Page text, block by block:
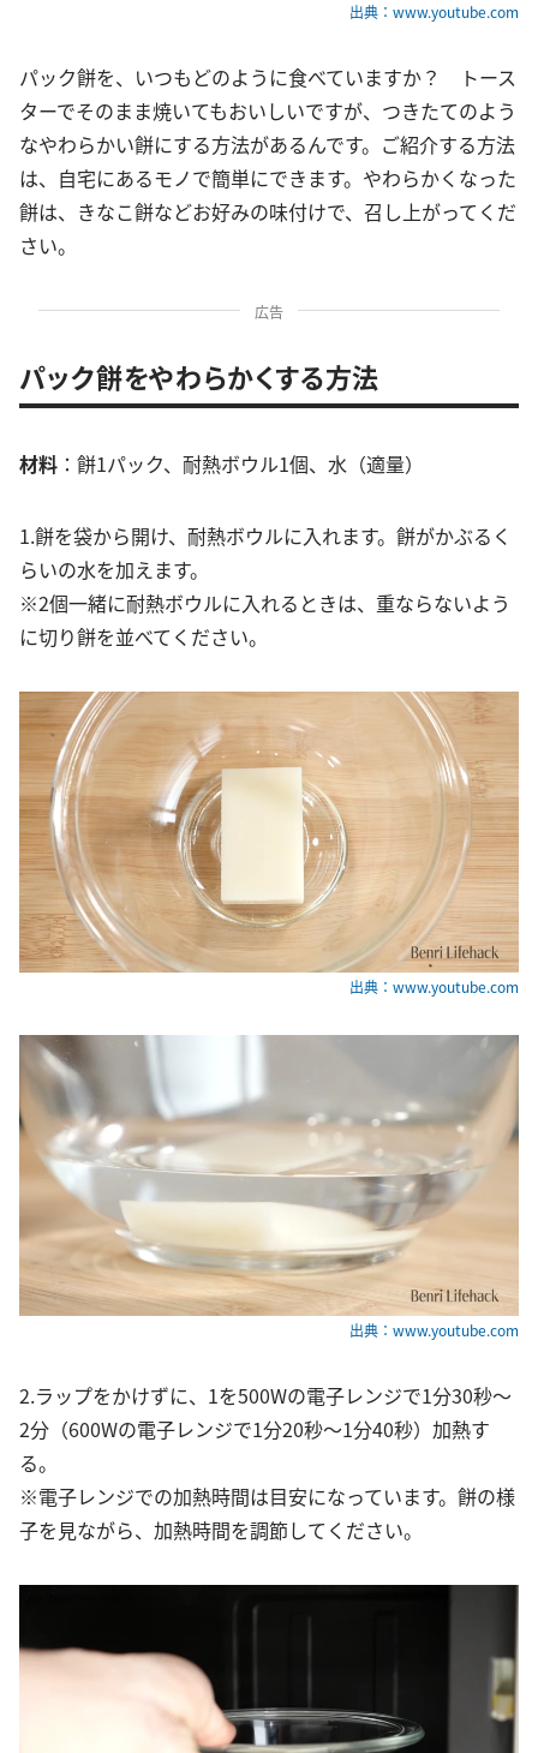
出典：www.youtube.com
パック餅を、いつもどのように食べていますか？ トース
ターでそのまま焼いてもおいしいですが、つきたてのよう
なやわらかい餅にする方法があるんです。ご紹介する方法
は、自宅にあるモノで簡単にできます。やわらかくなった
餅は、きなこ餅などお好みの味付けで、召し上がってくだ
さい。
広告
パック餅をやわらかくする方法
材料 ：餅1パック、耐熱ボウル1個、水（適量）
1.餅を袋から開け、耐熱ボウルに入れます。餅がかぶるく
らいの水を加えます。
※2個一緒に耐熱ボウルに入れるときは、重ならないよう
に切り餅を並べてください。
出典：www.youtube.com
出典：www.youtube.com
2.ラップをかけずに、1を500Wの電子レンジで1分30秒〜
2分（600Wの電子レンジで1分20秒〜1分40秒）加熱す
る。
※電子レンジでの加熱時間は目安になっています。餅の様
子を見ながら、加熱時間を調節してください。